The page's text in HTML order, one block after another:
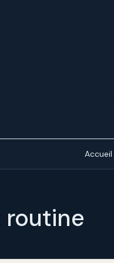
Accueil
routine